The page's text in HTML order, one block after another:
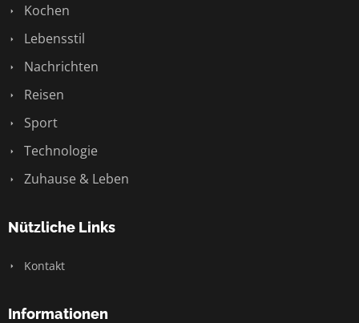
Kochen
Lebensstil
Nachrichten
Reisen
Sport
Technologie
Zuhause & Leben
Nützliche Links
Kontakt
Informationen